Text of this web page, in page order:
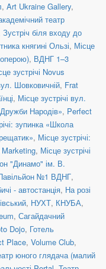
, Art Ukraine Gallery,
театр
Зустріч біля входу до
княгині Ользі, Місце
оперою), ВДНГ 1–3
зустрічі Novus
Шовковичній, Frat
, Місце зустрічі вул.
Народів», Perfect
зупинка «Школа
, Місце зустрічі:
, Місце зустрічі
"Динамо" ім. В.
№1 ВДНГ,
- автостанція, На розі
, НУХТ, КНУБА,
, Сагайдачний
Dojo, Готель
Place, Volume Club,
юного глядача (малий